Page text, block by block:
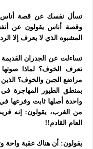
تسأل نفسك عن قصة أناس
وقصة أناس يقولون عن
المشبوه الذي لا يعرف إلا
تساءلت عن الجدران القديمة
تعرف الخوف؟ لماذا
مراضع الجبن والخوف؟ الذين
بمنطق الطيور المهاجرة
واحدة أصلها ثابت وفرعها
من الغرب، يقولون: إنه
العام القادم!!
يقولون: أن هناك عقبة واحة